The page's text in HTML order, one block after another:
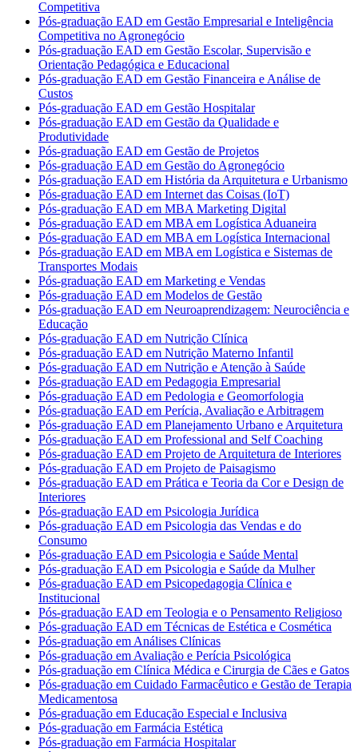
Competitiva
Pós-graduação EAD em Gestão Empresarial e Inteligência
Competitiva no Agronegócio
Pós-graduação EAD em Gestão Escolar, Supervisão e
Orientação Pedagógica e Educacional
Pós-graduação EAD em Gestão Financeira e Análise de
Custos
Pós-graduação EAD em Gestão Hospitalar
Pós-graduação EAD em Gestão da Qualidade e
Produtividade
Pós-graduação EAD em Gestão de Projetos
Pós-graduação EAD em Gestão do Agronegócio
Pós-graduação EAD em História da Arquitetura e Urbanismo
Pós-graduação EAD em Internet das Coisas (IoT)
Pós-graduação EAD em MBA Marketing Digital
Pós-graduação EAD em MBA em Logística Aduaneira
Pós-graduação EAD em MBA em Logística Internacional
Pós-graduação EAD em MBA em Logística e Sistemas de
Transportes Modais
Pós-graduação EAD em Marketing e Vendas
Pós-graduação EAD em Modelos de Gestão
Pós-graduação EAD em Neuroaprendizagem: Neurociência e
Educação
Pós-graduação EAD em Nutrição Clínica
Pós-graduação EAD em Nutrição Materno Infantil
Pós-graduação EAD em Nutrição e Atenção à Saúde
Pós-graduação EAD em Pedagogia Empresarial
Pós-graduação EAD em Pedologia e Geomorfologia
Pós-graduação EAD em Perícia, Avaliação e Arbitragem
Pós-graduação EAD em Planejamento Urbano e Arquitetura
Pós-graduação EAD em Professional and Self Coaching
Pós-graduação EAD em Projeto de Arquitetura de Interiores
Pós-graduação EAD em Projeto de Paisagismo
Pós-graduação EAD em Prática e Teoria da Cor e Design de
Interiores
Pós-graduação EAD em Psicologia Jurídica
Pós-graduação EAD em Psicologia das Vendas e do
Consumo
Pós-graduação EAD em Psicologia e Saúde Mental
Pós-graduação EAD em Psicologia e Saúde da Mulher
Pós-graduação EAD em Psicopedagogia Clínica e
Institucional
Pós-graduação EAD em Teologia e o Pensamento Religioso
Pós-graduação EAD em Técnicas de Estética e Cosmética
Pós-graduação em Análises Clínicas
Pós-graduação em Avaliação e Perícia Psicológica
Pós-graduação em Clínica Médica e Cirurgia de Cães e Gatos
Pós-graduação em Cuidado Farmacêutico e Gestão de Terapia
Medicamentosa
Pós-graduação em Educação Especial e Inclusiva
Pós-graduação em Farmácia Estética
Pós-graduação em Farmácia Hospitalar